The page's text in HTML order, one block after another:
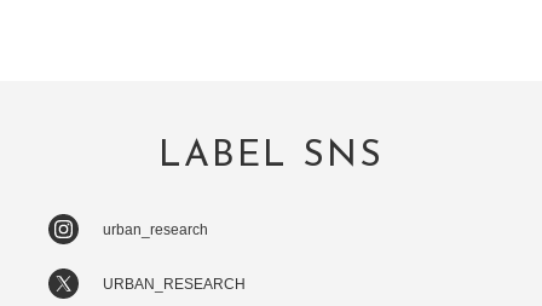
LABEL SNS
urban_research
URBAN_RESEARCH